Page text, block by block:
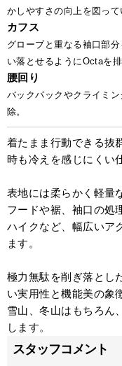
かしやすさの向上を図って
カフス
グローブと重なる袖口部
い落とせるようにOctaを排
腰回り
バックパックやクライミ
除。
着たまま行動できる抜
時も冷えを感じにくい
表地には柔らかく軽量
フードや裾、袖口の処
ハイクなど、幅広いア
ます。
極力無駄を削ぎ落とし
い実用性と機能美の象
雪山、冬山はもちろん
します。
スタッフコメント